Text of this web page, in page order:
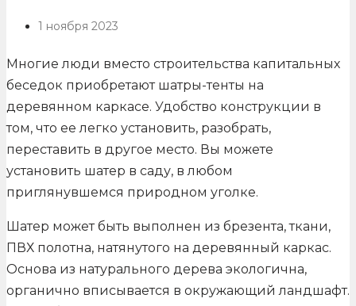
1 ноября 2023
Многие люди вместо строительства капитальных
беседок приобретают шатры-тенты на
деревянном каркасе. Удобство конструкции в
том, что ее легко установить, разобрать,
переставить в другое место. Вы можете
установить шатер в саду, в любом
приглянувшемся природном уголке.
Шатер может быть выполнен из брезента, ткани,
ПВХ полотна, натянутого на деревянный каркас.
Основа из натурального дерева экологична,
органично вписывается в окружающий ландшафт.